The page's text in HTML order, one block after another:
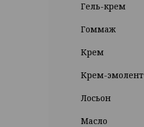
Гель-крем
Гоммаж
Крем
Крем-эмолент
Лосьон
Масло